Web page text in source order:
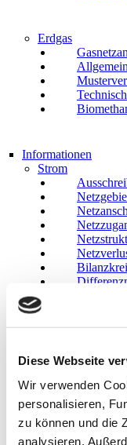
Diese Webseite
Wir verwenden
personalisieren,
zu können und die
analysieren.
Erdgas
Informationen
Strom
Netzgebiet
Grund-/